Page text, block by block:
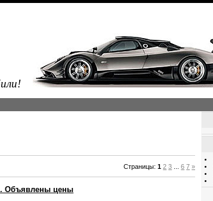
Страницы:1 2 3 6 7 »
Объявлены цены